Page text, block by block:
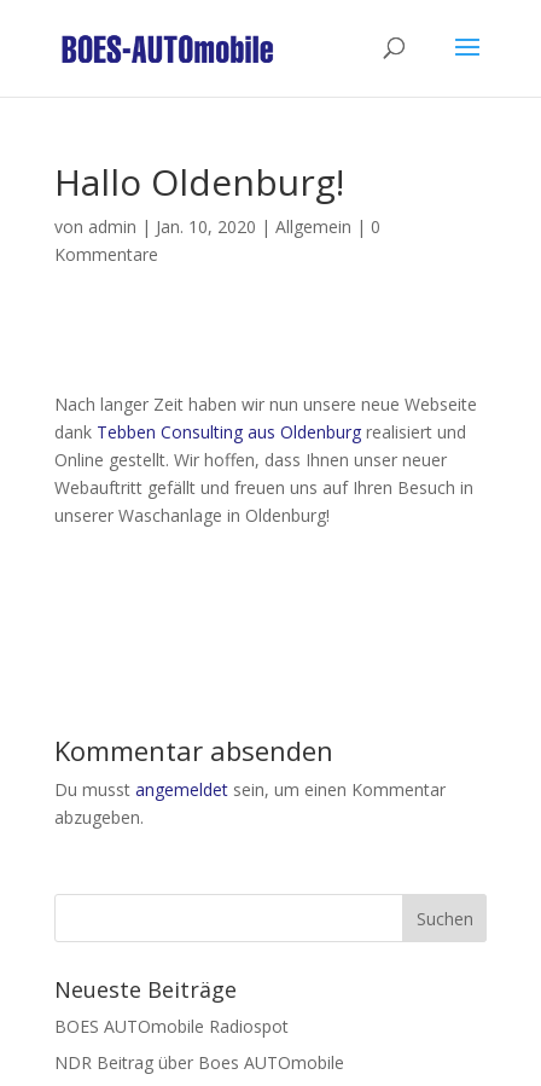
Hallo Oldenburg!
von admin | Jan. 10, 2020 | Allgemein | 0
Kommentare
Nach langer Zeit haben wir nun unsere neue Webseite
dankTebben Consulting aus Oldenburgrealisiert und
Online gestellt. Wir hoffen, dass Ihnen unser neuer
Webauftritt gefällt und freuen uns auf Ihren Besuch in
unserer Waschanlage in Oldenburg!
Kommentar absenden
Du musst angemeldetsein, um einen Kommentar
abzugeben.
Neueste Beiträge
BOES AUTOmobile Radiospot
NDR Beitrag über Boes AUTOmobile